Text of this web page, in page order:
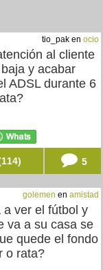
tio_pak en ocio
al cliente
y acabar
ADSL durante 6
5
golemen en amistad
ver el fútbol y
va a su casa se
quede el fondo
o rata?